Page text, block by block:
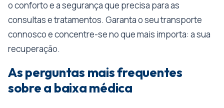
o conforto e a segurança que precisa para as
consultas e tratamentos. Garanta o seu transporte
connosco e concentre-se no que mais importa: a sua
recuperação.
As perguntas mais frequentes
sobre a baixa médica